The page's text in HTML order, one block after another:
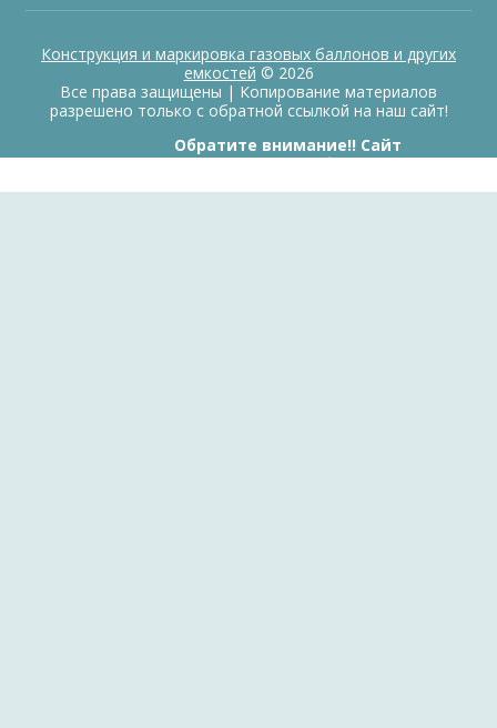
Конструкция и маркировка газовых баллонов и других
емкостей © 2026
Все права защищены | Копирование материалов
разрешено только с обратной ссылкой на наш сайт!
Обратите внимание!! Сайт
информационный, продажа баллонов